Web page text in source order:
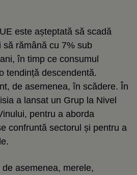
este așteptată să scadă
să rămână cu 7% sub
în timp ce consumul
tendință descendentă.
de asemenea, în scădere. În
a lansat un Grup la Nivel
pentru a aborda
confruntă sectorul și pentru a
asemenea, merele,